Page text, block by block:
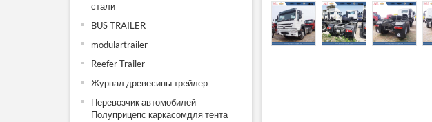
стали
BUS TRAILER
modulartrailer
Reefer Trailer
Журнал древесины трейлер
Перевозчик автомобилей
Полуприцепс каркасомдля тента